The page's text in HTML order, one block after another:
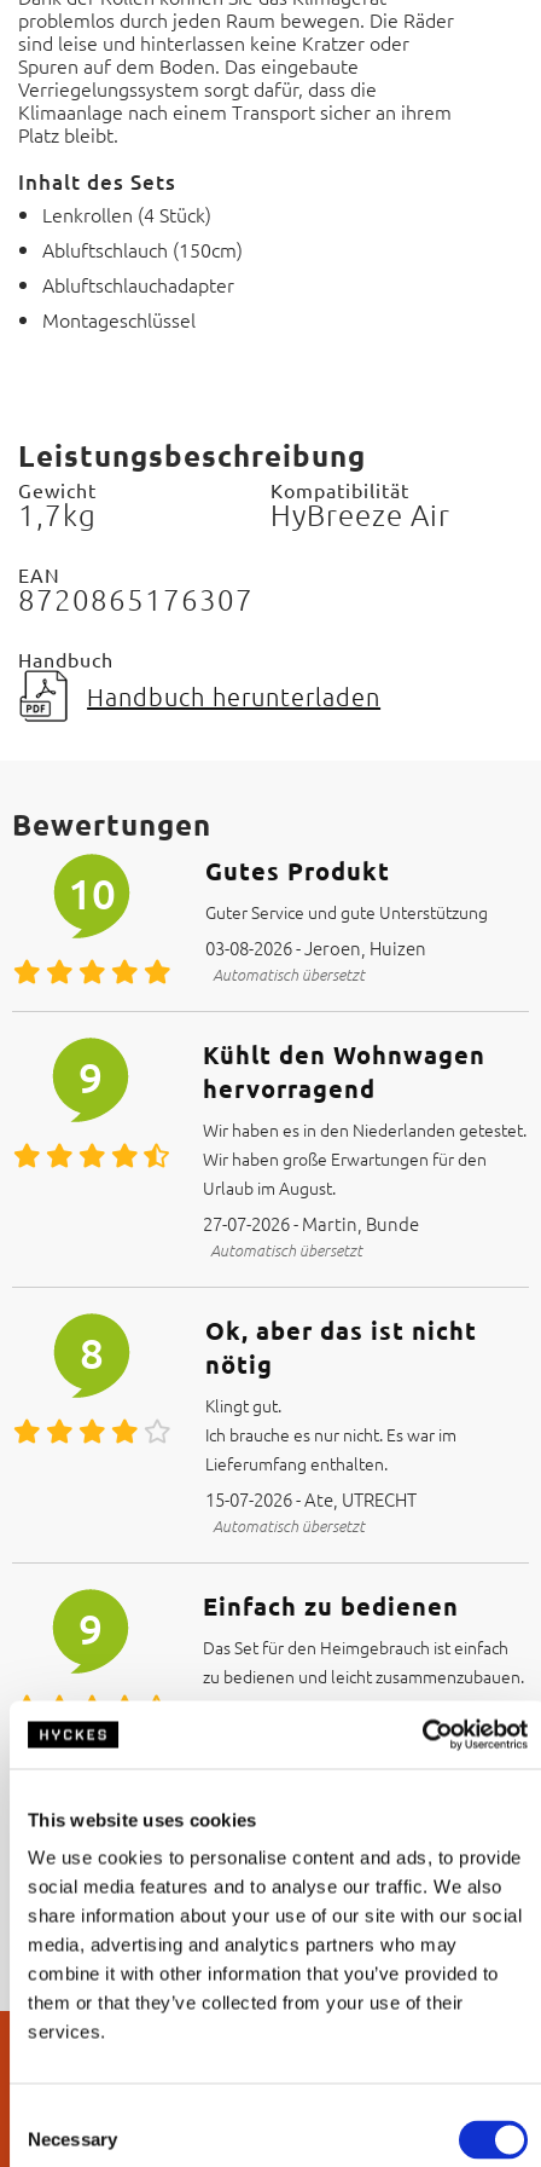
This website uses cookies
We use cookies to personalise content and ads, to provide
social media features and to analyse our traffic. We also
share information about your use of our site with our social
media, advertising and analytics partners who may
combine it with other information that you’ve provided to
them or that they’ve collected from your use of their
services.
Necessary
problemlos durch jeden Raum bewegen. Die Räder
sind leise und hinterlassen keine Kratzer oder
Spuren auf dem Boden. Das eingebaute
Verriegelungssystem sorgt dafür, dass die
Klimaanlage nach einem Transport sicher an ihrem
Platz bleibt.
Inhalt des Sets
Lenkrollen (4 Stück)
Abluftschlauch (150cm)
Abluftschlauchadapter
Montageschlüssel
Leistungsbeschreibung
Gewicht
1,7kg
Kompatibilität
HyBreeze Air
EAN
8720865176307
Handbuch
Handbuch herunterladen
Bewertungen
10 Gutes Produkt
Guter Service und gute Unterstützung
03-08-2026 - Jeroen, Huizen
Automatisch übersetzt
9
Kühlt den Wohnwagen
hervorragend
Wir haben es in den Niederlanden getestet.
Wir haben große Erwartungen für den
Urlaub im August.
27-07-2026 - Martin, Bunde
Automatisch übersetzt
8
Ok, aber das ist nicht
nötig
Klingt gut.
Ich brauche es nur nicht. Es war im
15-07-2026 - Ate, UTRECHT
Automatisch übersetzt
9 Einfach zu bedienen
Das Set für den Heimgebrauch ist einfach
zu bedienen und leicht zusammenzubauen.
Das ist besonders praktisch, wenn man es
Automatisch übersetzt
Lesen Sie alle Rezensionen auf Kiyoh|Lassen Sie eine Bewertung
hinter